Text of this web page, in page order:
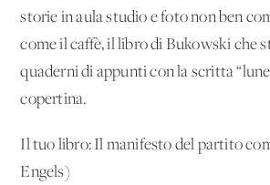
storie in aula studio e foto non ben
come il caffè, il libro di Bukowski che
quaderni di appunti con la scritta
copertina.
Il tuo libro: Il manifesto del partito
Engels)